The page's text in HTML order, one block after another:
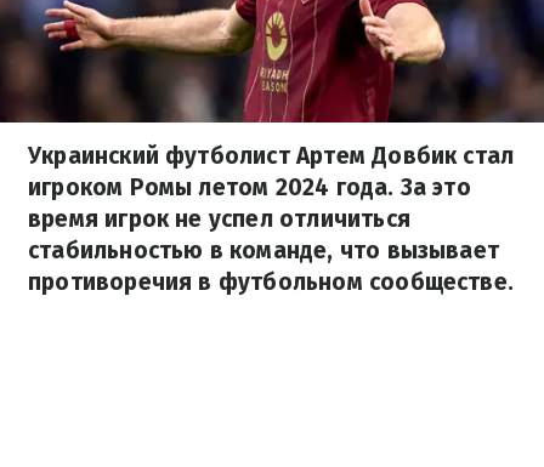
Украинский футболист Артем Довбик стал
игроком Ромы летом 2024 года. За это
время игрок не успел отличиться
стабильностью в команде, что вызывает
противоречия в футбольном сообществе.